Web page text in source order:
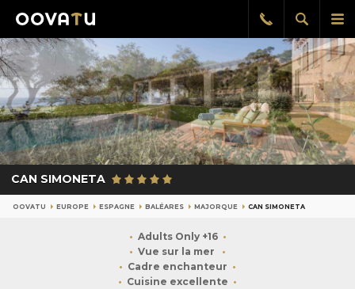
le
Afficher
la
Rappel
gratuit
CAN SIMONETA
OOVATU EUROPE ESPAGNE BALÉARES MAJORQUE CAN SIMONETA
Adults Only +16
Vue sur la mer
Cadre enchanteur
Cuisine excellente